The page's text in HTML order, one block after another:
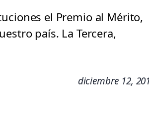
el Premio al Mérito,
país. La Tercera,
diciembre 12,